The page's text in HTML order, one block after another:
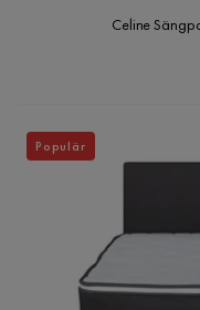
Celine
Populär